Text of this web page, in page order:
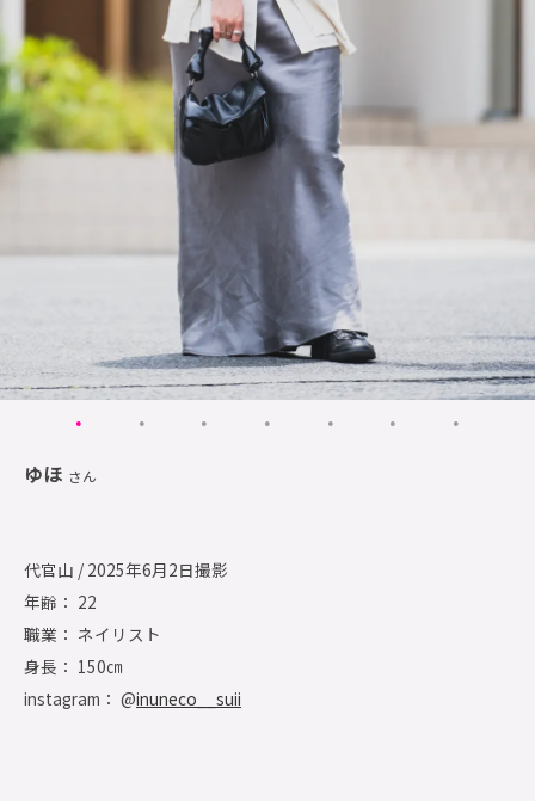
ゆほ さん
代官山 / 2025年6月2日撮影
年齢： 22
職業： ネイリスト
身長： 150㎝
instagram： @inuneco__suii